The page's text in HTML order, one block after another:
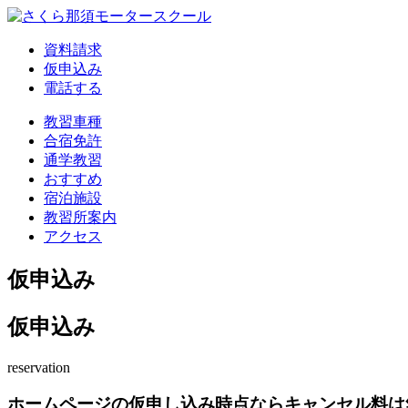
資料請求
仮申込み
電話する
教習車種
合宿免許
通学教習
おすすめ
宿泊施設
教習所案内
アクセス
仮申込み
仮申込み
reservation